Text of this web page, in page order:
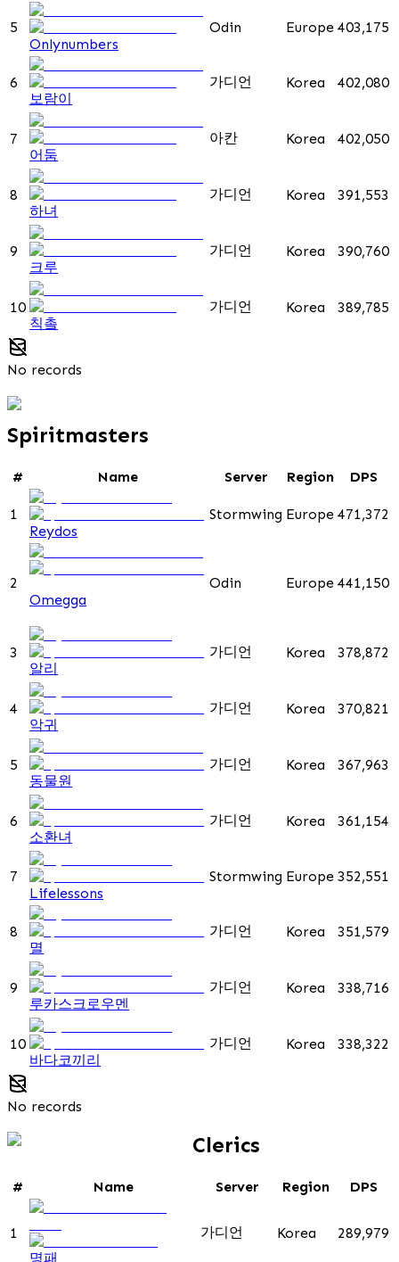
5
Onlynumbers
Odin Europe 403,175
6
보람이
가디언 Korea 402,080
7
어둠
아칸 Korea 402,050
8
하녀
가디언 Korea 391,553
9
크루
가디언 Korea 390,760
10
칙촠
가디언 Korea 389,785
No records
Spiritmasters
# Name Server Region DPS
1
Reydos
Stormwing Europe 471,372
2
Omegga
Odin Europe 441,150
3
알리
가디언 Korea 378,872
4
악귀
가디언 Korea 370,821
5
동물원
가디언 Korea 367,963
6
소환녀
가디언 Korea 361,154
7
Lifelessons
Stormwing Europe 352,551
8
멸
가디언 Korea 351,579
9
루카스크로우멘
가디언 Korea 338,716
10
바다코끼리
가디언 Korea 338,322
No records
Clerics
# Name Server Region DPS
1
명패
가디언 Korea 289,979